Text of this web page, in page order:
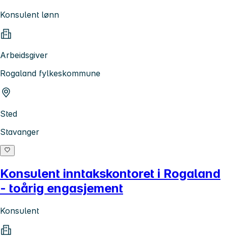
Konsulent lønn
Arbeidsgiver
Rogaland fylkeskommune
Sted
Stavanger
Konsulent inntakskontoret i Rogaland
- toårig engasjement
Konsulent